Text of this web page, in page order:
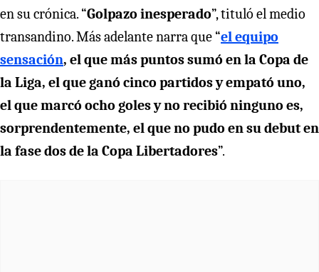
en su crónica. “Golpazo inesperado”, tituló el medio
transandino. Más adelante narra que “el equipo
sensación, el que más puntos sumó en la Copa de
la Liga, el que ganó cinco partidos y empató uno,
el que marcó ocho goles y no recibió ninguno es,
sorprendentemente, el que no pudo en su debut en
la fase dos de la Copa Libertadores”.